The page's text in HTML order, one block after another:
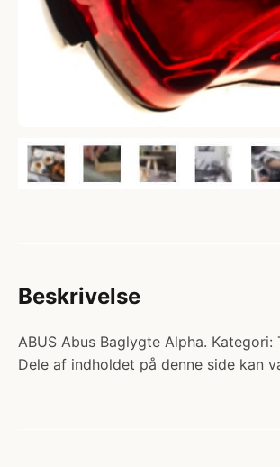
Beskrivelse
ABUS Abus Baglygte Alpha.
Dele af indholdet på denne side kan